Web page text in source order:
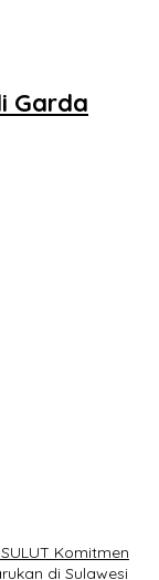
Garda
Komitmen
di Sulawesi